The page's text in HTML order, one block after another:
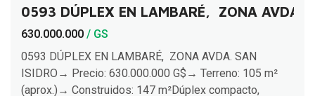
0593 DÚPLEX EN LAMBARÉ, ZONA AVDA.
630.000.000 / GS
0593 DÚPLEX EN LAMBARÉ, ZONA AVDA. SAN
ISIDRO→ Precio: 630.000.000 G$→ Terreno: 105 m²
(aprox.)→ Construidos: 147 m²Dúplex compacto,